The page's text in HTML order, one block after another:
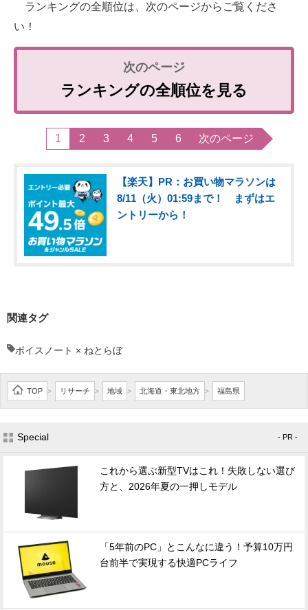
ランキングの全順位は、次のページからご覧くださ
い！
ランキングの全順位を見る
1 2 3 4 5 6 次のページ
【楽天】PR：お買い物マラソンは
8/11（火）01:59まで！ まずはエ
ントリーから！
関連タグ
ボイスノート × ねとらぼ
TOP > リサーチ > 地域 > 北海道・東北地方 > 福島県
Special - PR -
これから選ぶ新型TVはこれ！失敗しない選び
方と、2026年夏の一押しモデル
「5年前のPC」とこんなに違う！予算10万円
台前半で実現する快適PCライフ